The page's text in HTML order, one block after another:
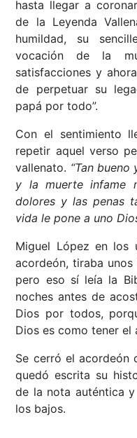
hasta llegar a
de la Leyenda
humildad, su
vocación de la
satisfacciones y
de perpetuar su
papá por todo”.
Con el sentimiento
repetir aquel verso
vallenato. “Tan
y la muerte infame
dolores y las penas
vida le pone a uno
Miguel López en los
acordeón, tiraba unos
pero eso sí leía la
noches antes de
Dios por todos,
Dios es como tener el
Se cerró el acordeón
quedó escrita su
de la nota auténtica
los bajos.